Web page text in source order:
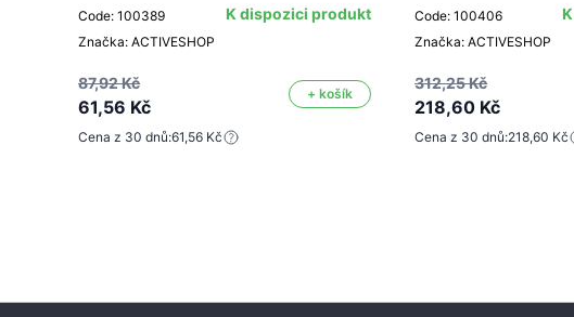
Code: 100389
Značka: ACTIVESHOP
K dispozici produkt
87,92 Kč
61,56 Kč
+ košík
Cena z 30 dnů:61,56 Kč
Code: 100406
Značka: ACTIVESHOP
312,25 Kč
218,60 Kč
Cena z 30 dnů:218,60 Kč